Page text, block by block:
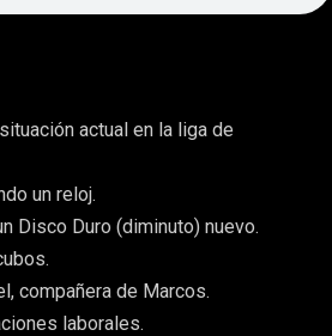
actual en la liga de
un reloj.
Disco Duro (diminuto) nuevo.
compañera de Marcos.
laborales.